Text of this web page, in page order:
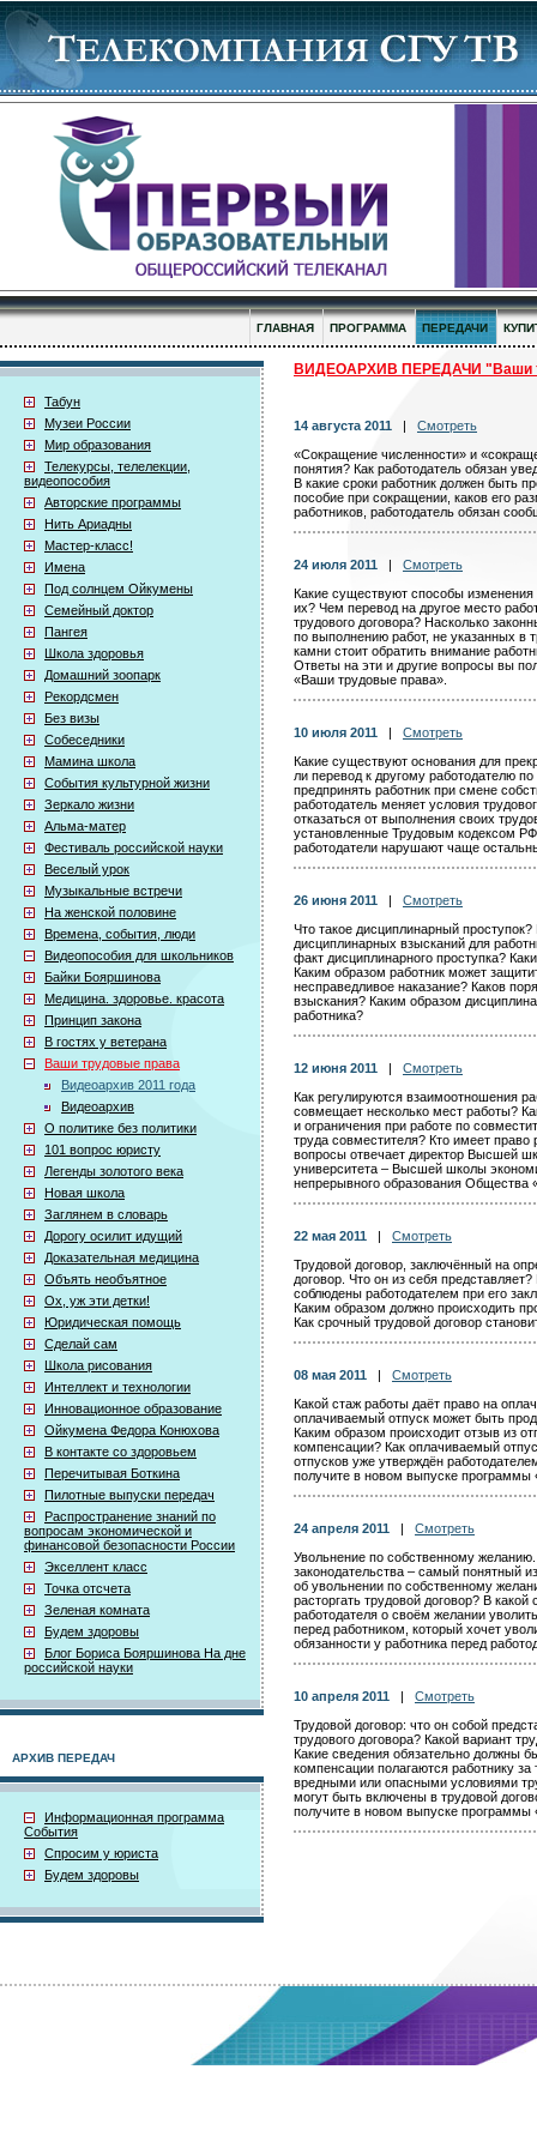
ГЛАВНАЯ ПРОГРАММА ПЕРЕДАЧИ
Табун
Музеи России
Мир образования
Телекурсы, телелекции,
видеопособия
Авторские программы
Нить Ариадны
Мастер-класс!
Имена
Под солнцем Ойкумены
Семейный доктор
Пангея
Школа здоровья
Домашний зоопарк
Рекордсмен
Без визы
Собеседники
Мамина школа
События культурной жизни
Зеркало жизни
Альма-матер
Фестиваль российской науки
Веселый урок
Музыкальные встречи
На женской половине
Времена, события, люди
Видеопособия для школьников
Байки Бояршинова
Медицина. здоровье. красота
Принцип закона
В гостях у ветерана
Ваши трудовые права
Видеоархив 2011 года
Видеоархив
О политике без политики
101 вопрос юристу
Легенды золотого века
Новая школа
Заглянем в словарь
Дорогу осилит идущий
Доказательная медицина
Объять необъятное
Ох, уж эти детки!
Юридическая помощь
Сделай сам
Школа рисования
Интеллект и технологии
Инновационное образование
Ойкумена Федора Конюхова
В контакте со здоровьем
Перечитывая Боткина
Пилотные выпуски передач
Распространение знаний по
вопросам экономической и
финансовой безопасности России
Экселлент класс
Точка отсчета
Зеленая комната
Будем здоровы
Блог Бориса Бояршинова На дне
российской науки
АРХИВ ПЕРЕДАЧ
Информационная программа
События
Спросим у юриста
Будем здоровы
ВИДЕОАРХИВ ПЕРЕДАЧИ "Ваши
14 августа 2011
Смотреть
«Сокращение численности» и
понятия? Как работодатель обязан
В какие сроки работник должен быть
пособие при сокращении, каков его
работников, работодатель обязан
24 июля 2011
Смотреть
Какие существуют способы изменения
их? Чем перевод на другое место
трудового договора? Насколько
по выполнению работ, не указанных в
камни стоит обратить внимание
Ответы на эти и другие вопросы вы
«Ваши трудовые права».
10 июля 2011
Смотреть
Какие существуют основания для
ли перевод к другому работодателю
предпринять работник при смене
работодатель меняет условия
отказаться от выполнения своих
установленные Трудовым кодексом
работодатели нарушают чаще
26 июня 2011
Смотреть
Что такое дисциплинарный
дисциплинарных взысканий для
факт дисциплинарного проступка?
Каким образом работник может
несправедливое наказание? Каков
взыскания? Каким образом
работника?
12 июня 2011
Смотреть
Как регулируются взаимоотношения
совмещает несколько мест работы?
и ограничения при работе по
труда совместителя? Кто имеет право
вопросы отвечает директор Высшей
университета – Высшей школы
непрерывного образования
22 мая 2011
Смотреть
Трудовой договор, заключённый на
договор. Что он из себя
соблюдены работодателем при его
Каким образом должно происходить
Как срочный трудовой договор
08 мая 2011
Смотреть
Какой стаж работы даёт право на
оплачиваемый отпуск может быть
Каким образом происходит отзыв из
компенсации? Как оплачиваемый
отпусков уже утверждён
получите в новом выпуске
24 апреля 2011
Смотреть
Увольнение по собственному желанию.
законодательства – самый понятный
об увольнении по собственному
расторгать трудовой договор? В
работодателя о своём желании
перед работником, который хочет
обязанности у работника перед
10 апреля 2011
Смотреть
Трудовой договор: что он собой
трудового договора? Какой вариант
Какие сведения обязательно должны
компенсации полагаются работнику
вредными или опасными условиями
могут быть включены в трудовой
получите в новом выпуске